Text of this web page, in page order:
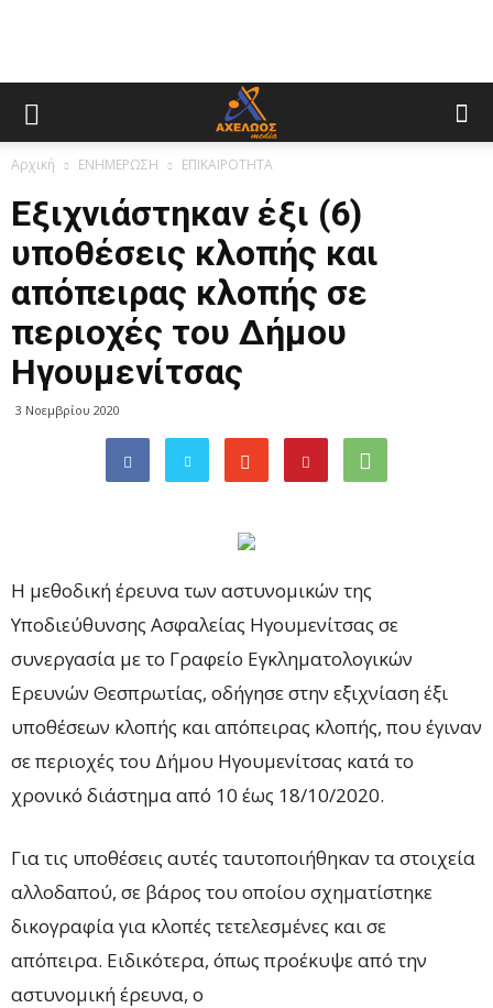
Αρχική ΕΝΗΜΕΡΩΣΗ ΕΠΙΚΑΙΡΟΤΗΤΑ
Εξιχνιάστηκαν έξι (6)
υποθέσεις κλοπής και
απόπειρας κλοπής σε
περιοχές του Δήμου
Ηγουμενίτσας
3 Νοεμβρίου 2020
Η μεθοδική έρευνα των αστυνομικών της
Υποδιεύθυνσης Ασφαλείας Ηγουμενίτσας σε
συνεργασία με το Γραφείο Εγκληματολογικών
Ερευνών Θεσπρωτίας, οδήγησε στην εξιχνίαση έξι
υποθέσεων κλοπής και απόπειρας κλοπής, που έγιναν
σε περιοχές του Δήμου Ηγουμενίτσας κατά το
χρονικό διάστημα από 10 έως 18/10/2020.
Για τις υποθέσεις αυτές ταυτοποιήθηκαν τα στοιχεία
αλλοδαπού, σε βάρος του οποίου σχηματίστηκε
δικογραφία για κλοπές τετελεσμένες και σε
απόπειρα. Ειδικότερα, όπως προέκυψε από την
αστυνομική έρευνα, ο